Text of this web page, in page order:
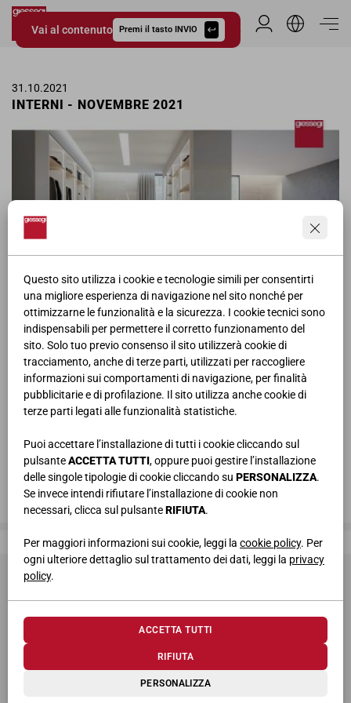
Questo sito utilizza i cookie e tecnologie simili per consentirti
una migliore esperienza di navigazione nel sito nonché per
ottimizzarne le funzionalità e la sicurezza. I cookie tecnici sono
indispensabili per permettere il corretto funzionamento del
sito. Solo tuo previo consenso il sito utilizzerà cookie di
tracciamento, anche di terze parti, utilizzati per raccogliere
informazioni sui comportamenti di navigazione, per finalità
pubblicitarie e di profilazione. Il sito utilizza anche cookie di
terze parti legati alle funzionalità statistiche.
Puoi accettare l’installazione di tutti i cookie cliccando sul
pulsanteACCETTA TUTTI, oppure puoi gestire l’installazione
delle singole tipologie di cookie cliccando su PERSONALIZZA.
Se invece intendi rifiutare l’installazione di cookie non
necessari, clicca sul pulsanteRIFIUTA.
Per maggiori informazioni sui cookie, leggi la cookie policy. Per
ogni ulteriore dettaglio sul trattamento dei dati, leggi la privacy
policy.
PERSONALIZZA
RIFIUTA
ACCETTA TUTTI
Vai al contenuto Premi il tasto INVIO
Giessegi.it
Area Riservata
31.10.2021
INTERNI - NOVEMBRE 2021
Pagina pubblicitaria delle cabine armadio Giessegi nella rivista
Interni per il mese di Novembre.
Giessegi, dove la qualità è di casa
© 2026 Giessegi Industria Mobili S.p.a. P.I. 00642760433
Via Bramante 39, 62010 Appignano MC (Italia)